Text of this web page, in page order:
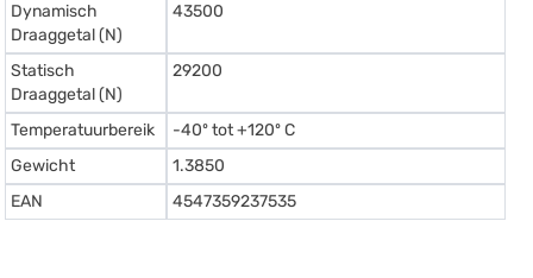
Dynamisch
Draaggetal (N)
43500
Statisch
Draaggetal (N)
29200
Temperatuurbereik
-40º tot +120º C
Gewicht
1.3850
EAN
4547359237535